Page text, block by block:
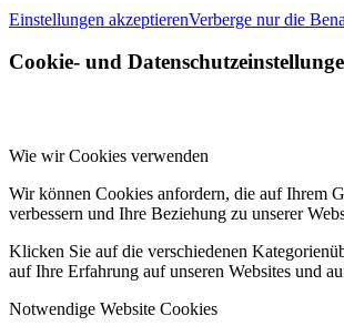
Einstellungen akzeptierenVerberge nur die
Cookie- und
Wie wir Cookies verwenden
Wir können Cookies anfordern, die auf Ihrem
verbessern und Ihre Beziehung zu unserer
Klicken Sie auf die verschiedenen
auf Ihre Erfahrung auf unseren Websites und
Notwendige Website Cookies